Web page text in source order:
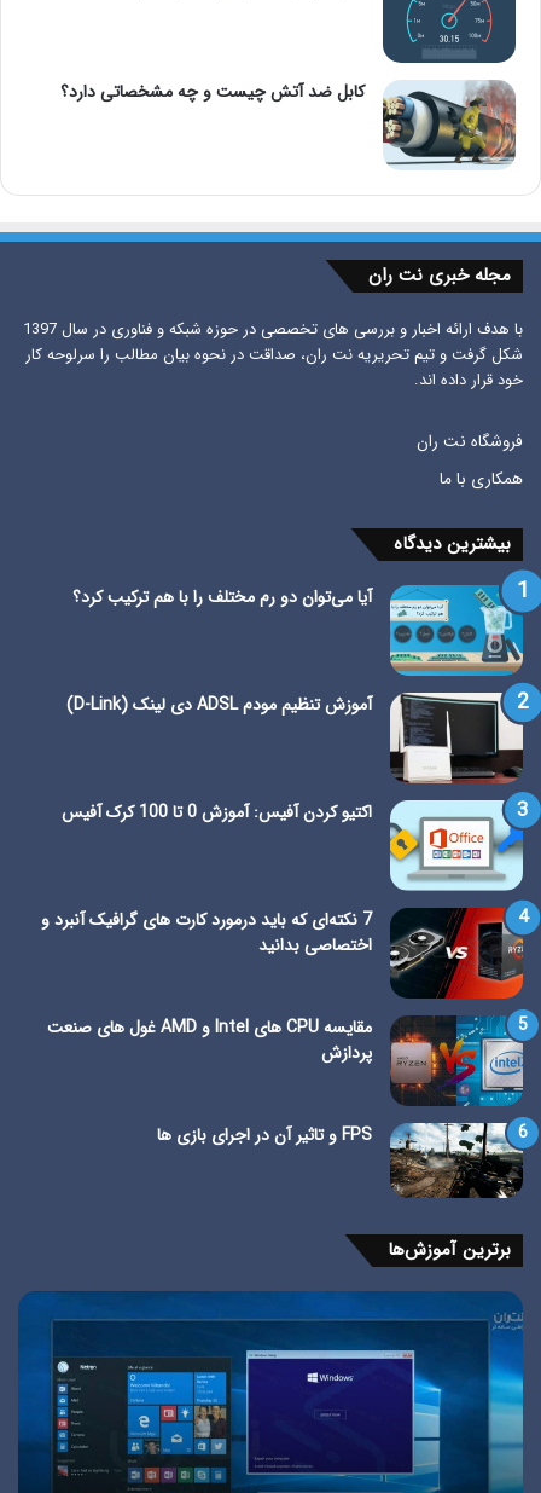
کابل ضد آتش چیست و چه مشخصاتی دارد؟
مجله خبری نت ران
با هدف ارائه اخبار و بررسی های تخصصی در حوزه شبکه و فناوری در سال 1397
شکل گرفت و تیم تحریریه نت ران، صداقت در نحوه بیان مطالب را سرلوحه کار
خود قرار داده اند.
فروشگاه نت ران
همکاری با ما
بیشترین دیدگاه
آیا می‌توان دو رم مختلف را با هم ترکیب کرد؟
آموزش تنظیم مودم ADSL دی لینک (D-Link)
اکتیو کردن آفیس: آموزش 0 تا 100 کرک آفیس
7 نکته‌ای که باید درمورد کارت های گرافیک آنبرد و
اختصاصی بدانید
مقایسه CPU های Intel و AMD غول های صنعت
پردازش
FPS و تاثیر آن در اجرای بازی ها
برترین آموزش‌ها
تفاوت
ویندوز
و
11